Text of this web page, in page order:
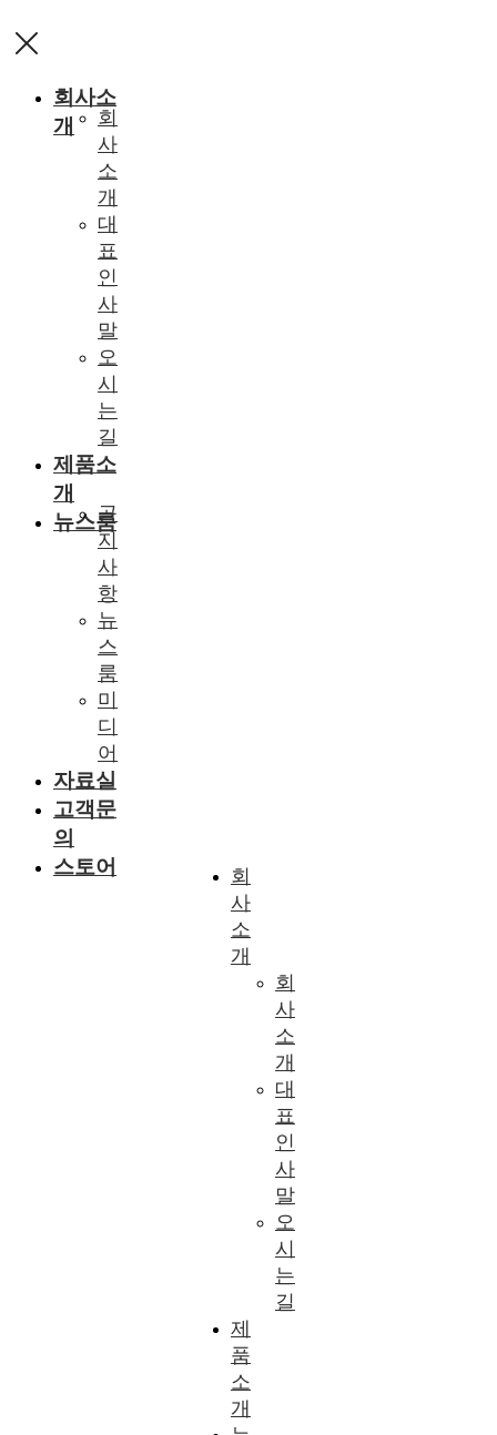
회사소
개
회
사
소
개
대
표
인
사
말
오
시
는
길
제품소
개
뉴스룸
공
지
사
항
뉴
스
룸
미
디
어
자료실
고객문
의
스토어
회
사
소
개
회
사
소
개
대
표
인
사
말
오
시
는
길
제
품
소
개